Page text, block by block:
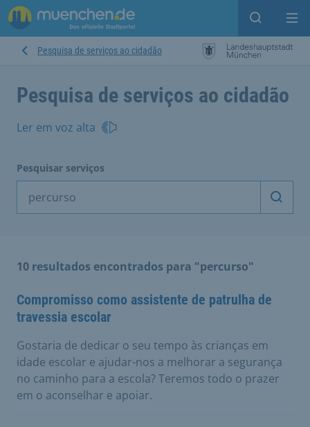
Open
Pesquisa de serviços ao cidadão
Pesquisa de serviços ao cidadão
Ler em voz alta
Pesquisar serviços
10 resultados encontrados para "percurso"
Compromisso como assistente de patrulha de
travessia escolar
Gostaria de dedicar o seu tempo às crianças em
idade escolar e ajudar-nos a melhorar a segurança
no caminho para a escola? Teremos todo o prazer
em o aconselhar e apoiar.